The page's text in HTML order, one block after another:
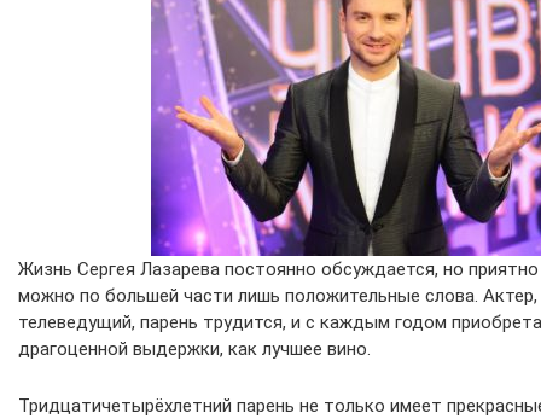
Жизнь Сергея Лазарева постоянно обсуждается, но
можно по большей части лишь положительные слова.
телеведущий, парень трудится, и с каждым годом
драгоценной выдержки, как лучшее вино.
Тридцатичетырёхлетний парень не только имеет